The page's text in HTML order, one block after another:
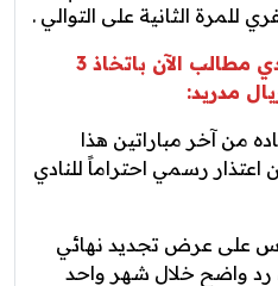
الثانية على التوالي .
فلورنتينو بيريز رئيس النادي مطالب الآن باتخاذ 3
مدريد:
من آخر مباراتين هذا
اعتذار رسمي احتراماً للنادي
على عرض تجديد نهائي
رد واضح خلال شهر واحد